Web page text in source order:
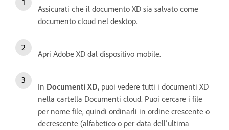
Assicurati che il documento XD sia salvato come
documento cloud nel desktop.
Apri Adobe XD dal dispositivo mobile.
In Documenti XD, puoi vedere tutti i documenti XD
nella cartella Documenti cloud. Puoi cercare i file
per nome file, quindi ordinarli in ordine crescente o
decrescente (alfabetico o per data dell’ultima